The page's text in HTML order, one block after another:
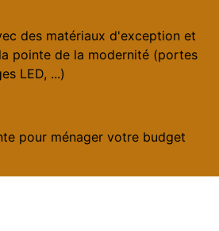
des matériaux d'exception et
pointe de la modernité (portes
LED, ...)
pour ménager votre budget